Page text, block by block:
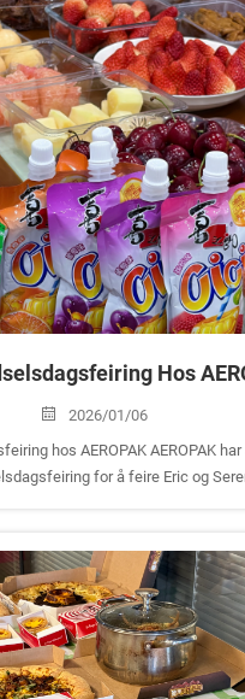
Hos
2026/01/06
hos AEROPAK AEROPAK
for å feire Eric og